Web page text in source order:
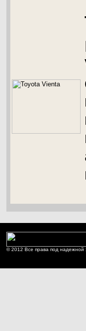
© 2012 Все права под надежной